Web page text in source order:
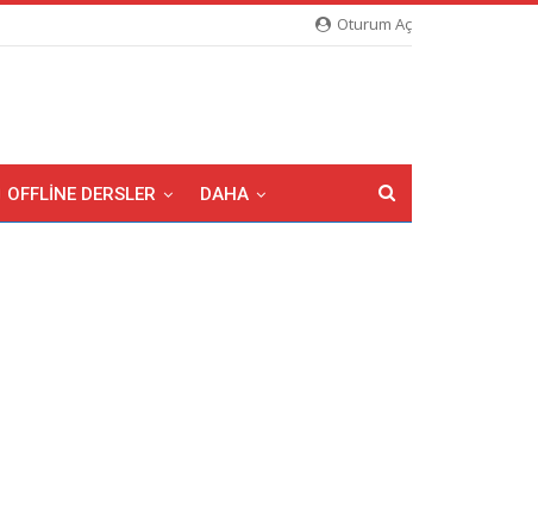
Oturum Aç
OFFLINE DERSLER DAHA